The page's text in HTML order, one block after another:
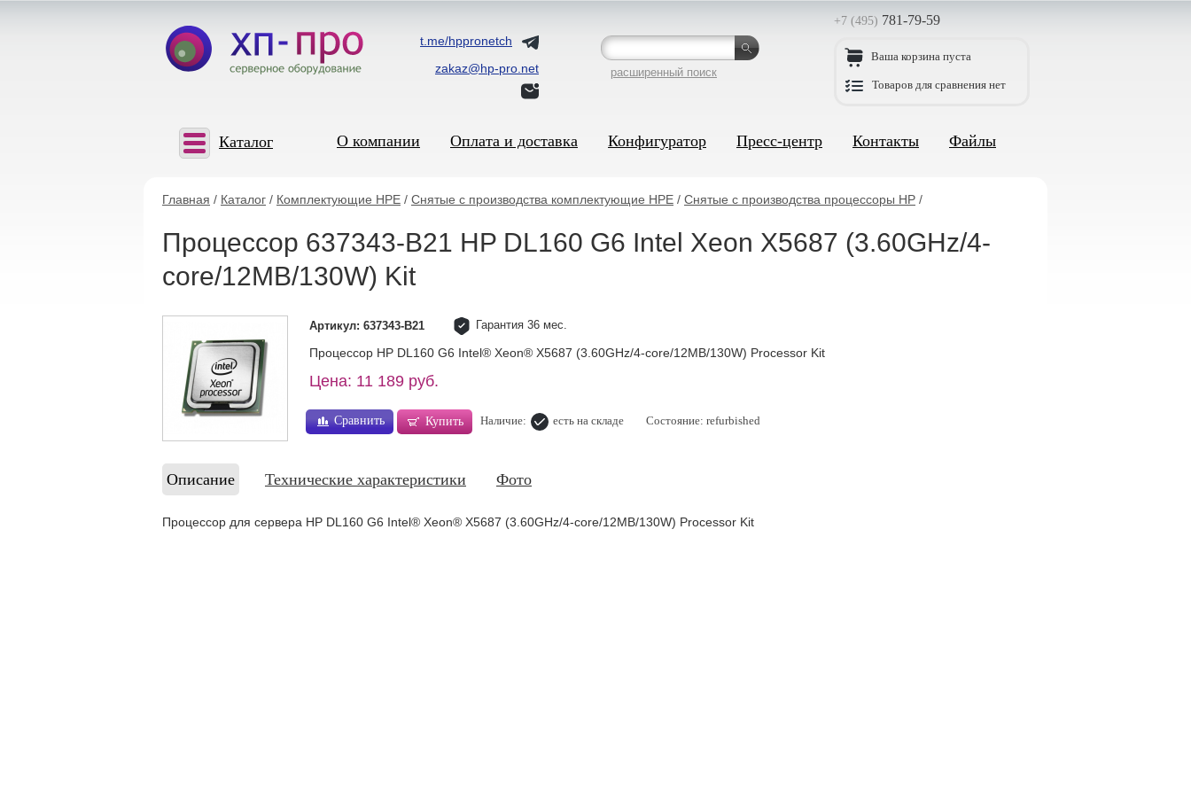
t.me/hppronetch
zakaz@hp-pro.net
расширенный поиск
+7 (495) 781-79-59
Ваша корзина пуста
Товаров для сравнения нет
Каталог О компании Оплата и доставка Конфигуратор Пресс-центр Контакты Файлы
Главная / Каталог / Комплектующие HPE / Снятые с производства комплектующие HPE / Снятые с производства процессоры HP /
Процессор 637343-B21 HP DL160 G6 Intel Xeon X5687 (3.60GHz/4-
core/12MB/130W) Kit
Артикул: 637343-B21 Гарантия 36 мес.
Процессор HP DL160 G6 Intel® Xeon® X5687 (3.60GHz/4-core/12MB/130W) Processor Kit
Цена: 11 189 руб.
Сравнить Купить Наличие: есть на складе Состояние: refurbished
Описание Технические характеристики Фото
Процессор для сервера HP DL160 G6 Intel® Xeon® X5687 (3.60GHz/4-core/12MB/130W) Processor Kit